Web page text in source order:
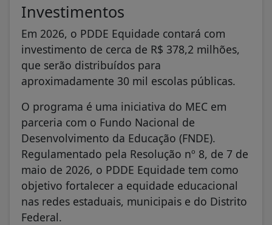
Investimentos
Em 2026, o PDDE Equidade contará com
investimento de cerca de R$ 378,2 milhões,
que serão distribuídos para
aproximadamente 30 mil escolas públicas.
O programa é uma iniciativa do MEC em
parceria com o Fundo Nacional de
Desenvolvimento da Educação (FNDE).
Regulamentado pela Resolução nº 8, de 7 de
maio de 2026, o PDDE Equidade tem como
objetivo fortalecer a equidade educacional
nas redes estaduais, municipais e do Distrito
Federal.